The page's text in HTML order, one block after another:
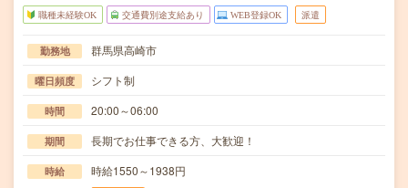
職種未経験OK 交通費別途支給あり WEB登録OK 派遣
勤務地 群馬県高崎市
曜日頻度 シフト制
時間 20:00～06:00
期間 長期でお仕事できる方、大歓迎！
時給 時給1550～1938円